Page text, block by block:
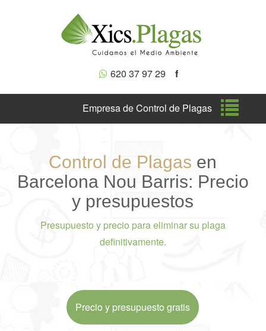
620 37 97 29 f
Empresa de Control de Plagas
Control de Plagas en
Barcelona Nou Barris: Precio
y presupuestos
Presupuesto y precio para eliminar su plaga
definitivamente.
Precio y presupuesto gratis